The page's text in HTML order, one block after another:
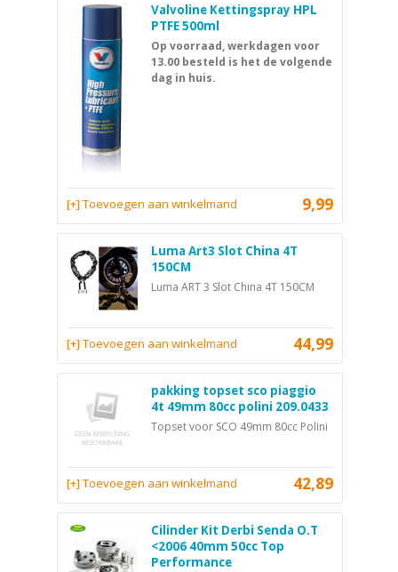
Valvoline Kettingspray HPL
PTFE 500ml
Op voorraad, werkdagen voor
13.00 besteld is het de volgende
dag in huis.
9,99
[+] Toevoegen aan winkelmand
Luma Art3 Slot China 4T
150CM
Luma ART 3 Slot China 4T 150CM
44,99
[+] Toevoegen aan winkelmand
pakking topset sco piaggio
4t 49mm 80cc polini 209.0433
Topset voor SCO 49mm 80cc Polini
42,89
[+] Toevoegen aan winkelmand
Cilinder Kit Derbi Senda O.T
<2006 40mm 50cc Top
Performance